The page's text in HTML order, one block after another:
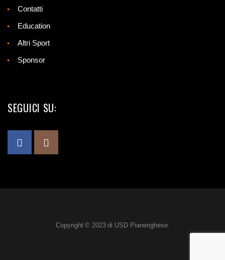
Contatti
Education
Altri Sport
Sponsor
SEGUICI SU:
Copyright © 2023 di USD Pianenghese.